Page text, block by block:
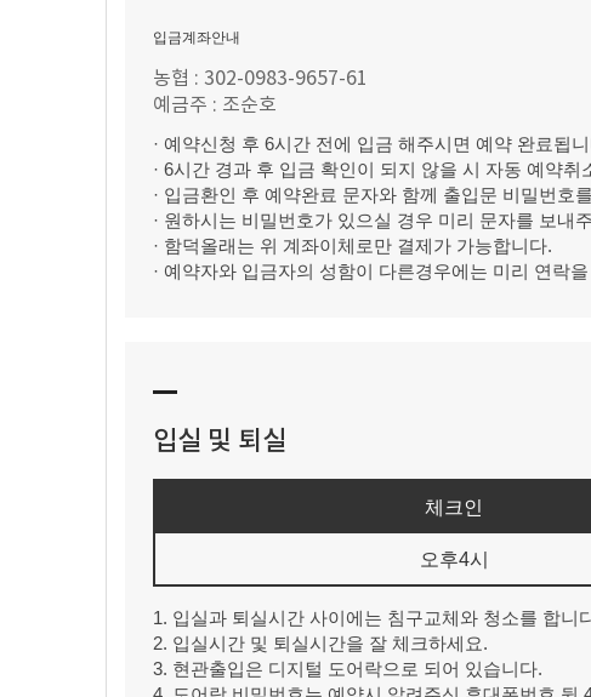
입금계좌안내
농협 : 302-0983-9657-61
예금주 : 조순호
· 예약신청 후 6시간 전에 입금 해주시면 예약 완료됩니
· 6시간 경과 후 입금 확인이 되지 않을 시 자동 예약취
· 입금환인 후 예약완료 문자와 함께 출입문 비밀번호
· 원하시는 비밀번호가 있으실 경우 미리 문자를 보내주
· 함덕올래는 위 계좌이체로만 결제가 가능합니다.
· 예약자와 입금자의 성함이 다른경우에는 미리 연락을
입실 및 퇴실
체크인
오후4시
1. 입실과 퇴실시간 사이에는 침구교체와 청소를 합니
2. 입실시간 및 퇴실시간을 잘 체크하세요.
3. 현관출입은 디지털 도어락으로 되어 있습니다.
4. 도어락 비밀번호는 예약시 알려주신 휴대폰번호 뒷